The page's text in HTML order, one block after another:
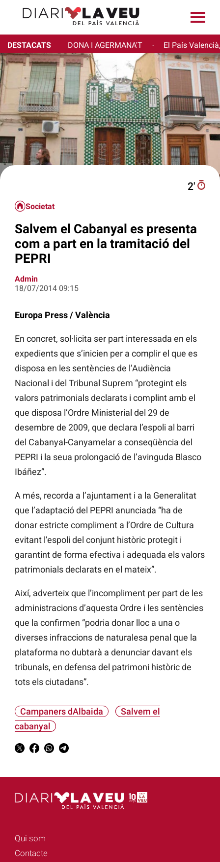
DESTACATS DONA I AGERMANA'T · El País
2′
Societat
Salvem el Cabanyal es presenta
com a part en la tramitació del
PEPRI
Admin
18/07/2014 09:15
Europa Press / València
En concret, sol·licita ser part interessada en els
expedients que s’inicien per a complir el que es
disposa en les sentències de l’Audiència
Nacional i del Tribunal Suprem “protegint els
valors patrimonials declarats i complint amb el
que disposa l’Ordre Ministerial del 29 de
desembre de 2009, que declara l’espoli al barri
del Cabanyal-Canyamelar a conseqüència del
PEPRI i la seua prolongació de l’avinguda Blasco
Ibáñez”.
A més, recorda a l’ajuntament i a la Generalitat
que l’adaptació del PEPRI anunciada “ha de
donar estricte compliment a l’Ordre de Cultura
evitant l’espoli del conjunt històric protegit i
garantint de forma efectiva i adequada els valors
patrimonials declarats en el mateix”.
Així, adverteix que l’incompliment per part de les
administracions d’aquesta Ordre i les sentències
que la confirmen “podria donar lloc a una o
diverses infraccions de naturalesa penal que la
plataforma no dubtarà a denunciar davant els
tribunals, en defensa del patrimoni històric de
tots els ciutadans”.
Campaners dAlbaida
Salvem el
cabanyal
Qui som
Contacte